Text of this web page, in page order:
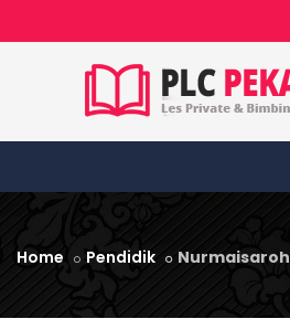
Home Pendidik Nurmaisaroh